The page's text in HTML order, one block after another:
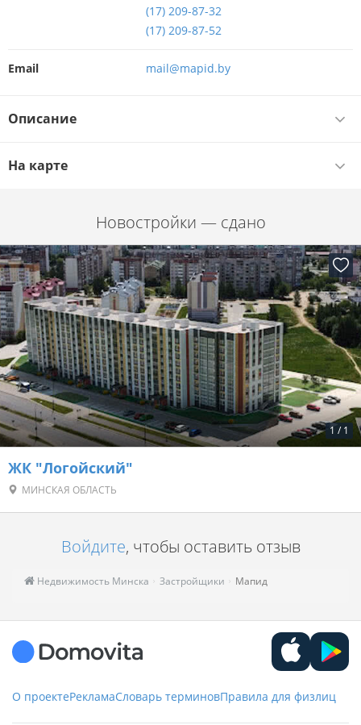
(17) 209-87-32
(17) 209-87-52
Email mail@mapid.by
Описание
На карте
Новостройки — сдано
1/ 1
ЖК "Логойский"
МИНСКАЯ ОБЛАСТЬ
Войдите, чтобы оставить отзыв
Недвижимость Минска Застройщики Мапид
О проектеРекламаСловарь терминовПравила для физлиц